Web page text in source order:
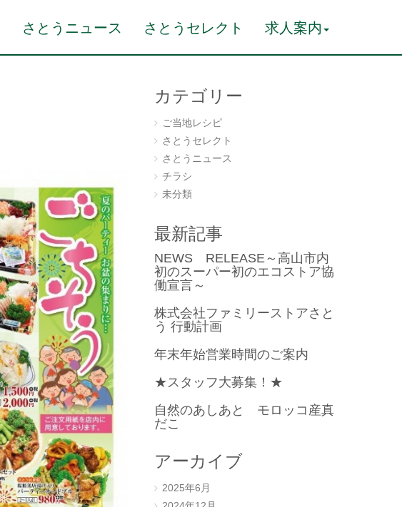
さとうニュース さとうセレクト 求人案内
カテゴリー
ご当地レシピ
さとうセレクト
さとうニュース
チラシ
未分類
最新記事
NEWS RELEASE～高山市内
初のスーパー初のエコストア協
働宣言～
株式会社ファミリーストアさと
う 行動計画
年末年始営業時間のご案内
★スタッフ大募集！★
自然のあしあと モロッコ産真
だこ
アーカイブ
2025年6月